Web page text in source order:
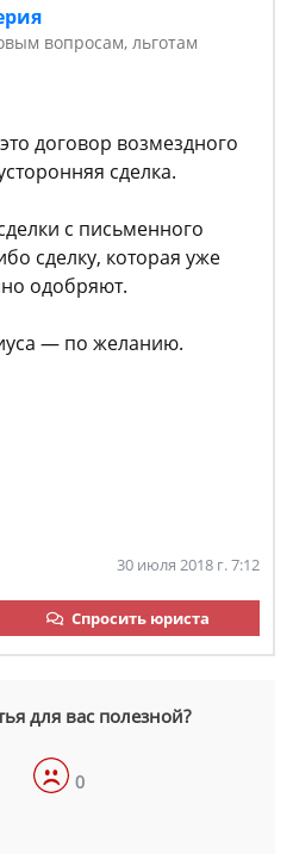
вопросам, льготам
договор возмездного
сделка.
с письменного
сделку, которая уже
одобряют.
— по желанию.
30 июля 2018 г. 7:12
Спросить юриста
для вас полезной?
0